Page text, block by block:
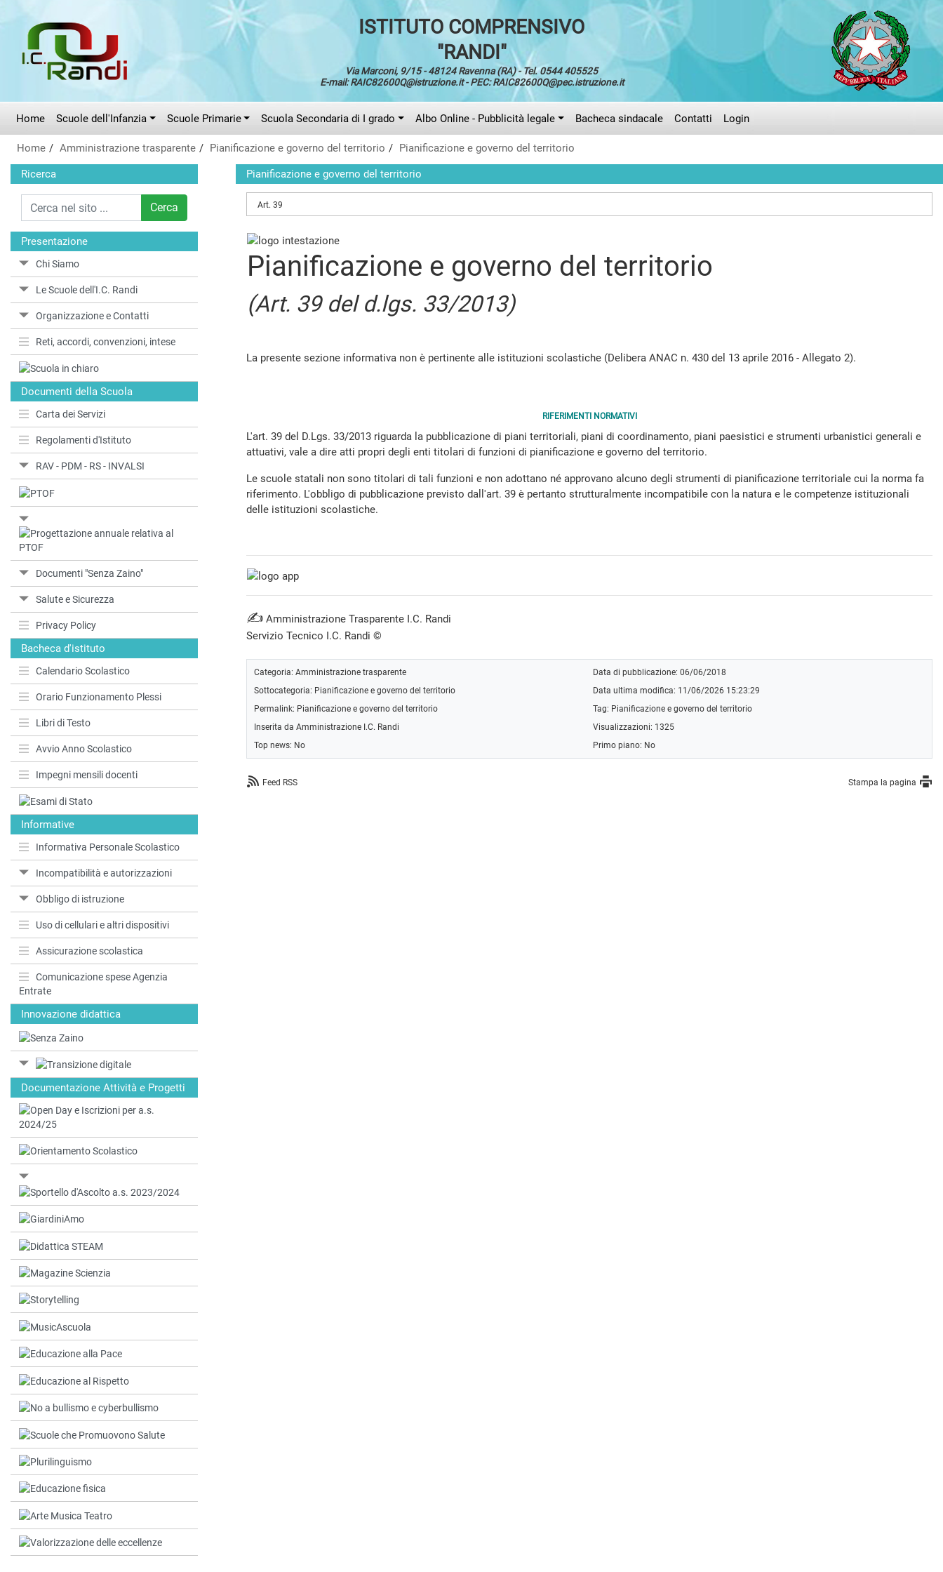
ISTITUTO COMPRENSIVO
"RANDI"
Via Marconi, 9/15 - 48124 Ravenna (RA) - Tel. 0544 405525
E-mail: RAIC82600Q@istruzione.it - PEC: RAIC82600Q@pec.istruzione.it
Home Scuole dell'Infanzia Scuole Primarie Scuola Secondaria di I grado Albo Online - Pubblicità legale Bacheca sindacale Contatti Login
Home Amministrazione trasparente Pianificazione e governo del territorio Pianificazione e governo del territorio
Ricerca
Cerca
Presentazione
Chi Siamo
Le Scuole dell'I.C. Randi
Organizzazione e Contatti
Reti, accordi, convenzioni, intese
Documenti della Scuola
Carta dei Servizi
Regolamenti d'Istituto
RAV - PDM - RS - INVALSI
Documenti "Senza Zaino"
Salute e Sicurezza
Privacy Policy
Bacheca d'istituto
Calendario Scolastico
Orario Funzionamento Plessi
Libri di Testo
Avvio Anno Scolastico
Impegni mensili docenti
Informative
Informativa Personale Scolastico
Incompatibilità e autorizzazioni
Obbligo di istruzione
Uso di cellulari e altri dispositivi
Assicurazione scolastica
Comunicazione spese Agenzia
Entrate
Innovazione didattica
Documentazione Attività e Progetti
Pianificazione e governo del territorio
Art. 39
Pianificazione e governo del territorio
(Art. 39 del d.lgs. 33/2013)
La presente sezione informativa non è pertinente alle istituzioni scolastiche (Delibera ANAC n. 430 del 13 aprile 2016 - Allegato 2).
RIFERIMENTI NORMATIVI
L'art. 39 del D.Lgs. 33/2013 riguarda la pubblicazione di piani territoriali, piani di coordinamento, piani paesistici e strumenti urbanistici generali e
attuativi, vale a dire atti propri degli enti titolari di funzioni di pianificazione e governo del territorio.
Le scuole statali non sono titolari di tali funzioni e non adottano né approvano alcuno degli strumenti di pianificazione territoriale cui la norma fa
riferimento. L'obbligo di pubblicazione previsto dall'art. 39 è pertanto strutturalmente incompatibile con la natura e le competenze istituzionali
delle istituzioni scolastiche.
✍ Amministrazione Trasparente I.C. Randi
Servizio Tecnico I.C. Randi ©
Categoria: Amministrazione trasparente
Data di pubblicazione: 06/06/2018
Sottocategoria: Pianificazione e governo del territorio
Data ultima modifica: 11/06/2026 15:23:29
Permalink: Pianificazione e governo del territorio Tag: Pianificazione e governo del territorio
Inserita da Amministrazione I.C. Randi
Visualizzazioni: 1325
Top news: No
Primo piano: No
Feed RSS Stampa la pagina